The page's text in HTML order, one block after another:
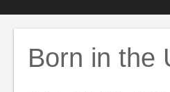
Born in the